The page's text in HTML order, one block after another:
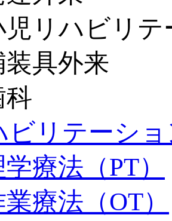
児リハビリ
装具外来
科
ビリテーシ
療法（PT）
療法（OT）